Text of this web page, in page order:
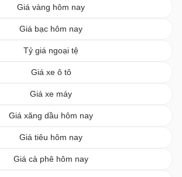
Giá vàng hôm nay
Giá bạc hôm nay
Tỷ giá ngoại tệ
Giá xe ô tô
Giá xe máy
Giá xăng dầu hôm nay
Giá tiêu hôm nay
Giá cà phê hôm nay